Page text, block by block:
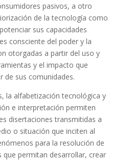
pasivos, a otro
de la tecnología como
sus capacidades
consciente del poder y la
otorgadas a partir del uso y
y el impacto que
de sus comunidades.
la alfabetización tecnológica y
e interpretación permiten
disertaciones transmitidas a
o situación que inciten al
para la resolución de
que permitan desarrollar, crear